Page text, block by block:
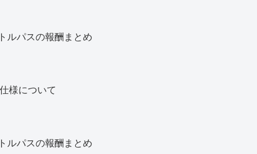
ルパスの報酬まとめ
様について
ルパスの報酬まとめ